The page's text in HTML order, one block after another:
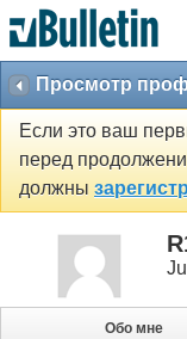
Просмотр
Если это ваш
перед
должны
Обо мне